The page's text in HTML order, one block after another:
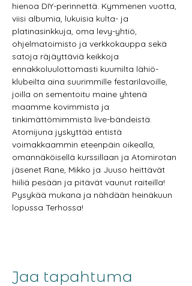
hienoa DIY-perinnettä. Kymmenen vuotta,
viisi albumia, lukuisia kulta- ja
platinasinkkuja, oma levy-yhtiö,
ohjelmatoimisto ja verkkokauppa sekä
satoja räjäyttäviä keikkoja
ennakkoluulottomasti kuumilta lähiö-
klubeilta aina suurimmille festarilavoille,
joilla on sementoitu maine yhtenä
maamme kovimmista ja
tinkimättömimmistä live-bändeistä.
Atomijuna jyskyttää entistä
voimakkaammin eteenpäin oikealla,
omannäköisellä kurssillaan ja Atomirotan
jäsenet Rane, Mikko ja Juuso heittävät
hiiliä pesään ja pitävät vaunut raiteilla!
Pysykää mukana ja nähdään heinäkuun
lopussa Terhossa!
Jaa tapahtuma